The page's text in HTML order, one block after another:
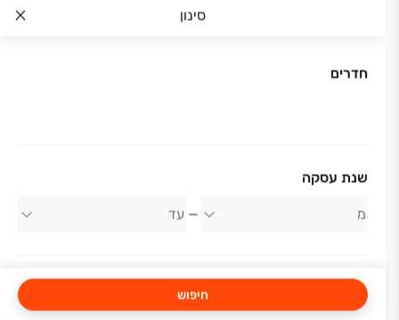
סינון
חדרים
שנת עסקה
חיפוש